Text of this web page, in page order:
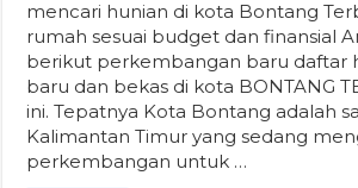
mencari hunian di kota Bontang
rumah sesuai budget dan finansial
berikut perkembangan baru daftar
baru dan bekas di kota BONTANG
ini. Tepatnya Kota Bontang adalah
Kalimantan Timur yang sedang
perkembangan untuk …